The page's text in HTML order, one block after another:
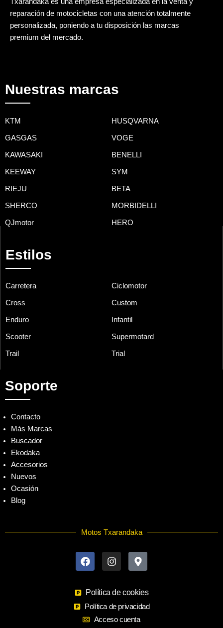
reparación de motocicletas con una atención totalmente
personalizada, poniendo a tu disposición las marcas
premium del mercado.
Nuestras marcas
KTM HUSQVARNA
GASGAS VOGE
KAWASAKI BENELLI
KEEWAY SYM
RIEJU BETA
SHERCO MORBIDELLI
QJmotor HERO
Estilos
Carretera Ciclomotor
Cross Custom
Enduro Infantil
Scooter Supermotard
Trail Trial
Soporte
Contacto
Más Marcas
Buscador
Ekodaka
Accesorios
Nuevos
Ocasión
Blog
Motos Txarandaka
a
c
o
o
k
n
s
g
r
a
m
a
p
a
r
k
e
Política de cookies
Política de privacidad
Acceso cuenta